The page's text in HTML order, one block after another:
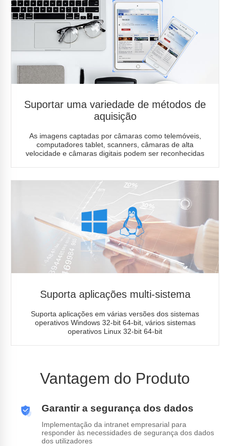
Suportar uma variedade de métodos de
aquisição
As imagens captadas por câmaras como telemóveis,
computadores tablet, scanners, câmaras de alta
velocidade e câmaras digitais podem ser reconhecidas
Suporta aplicações multi-sistema
Suporta aplicações em várias versões dos sistemas
operativos Windows 32-bit 64-bit, vários sistemas
operativos Linux 32-bit 64-bit
Vantagem do Produto
Garantir a segurança dos dados
Implementação da intranet empresarial para
responder às necessidades de segurança dos dados
dos utilizadores